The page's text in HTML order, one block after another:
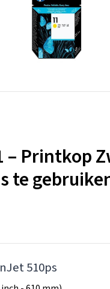
– Printkop
te
510ps